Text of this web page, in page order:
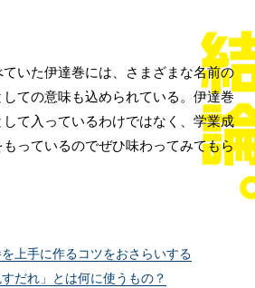
いた伊達巻には、さまざまな名前の
ての意味も込められている。伊達巻
て入っているわけではなく、学業成
っているのでぜひ味わってみてもら
上手に作るコツをおさらいする
だれ」とは何に使うもの？